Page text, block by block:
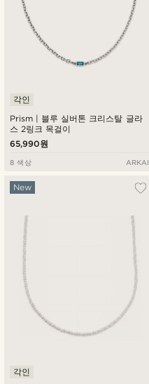
Prism | 블루 실버톤 크리스탈 글라
스 2링크 목걸이
각인
65,990원
8 색상 ARKAI
New
각인